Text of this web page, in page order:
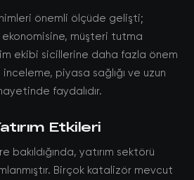
önemli ölçüde gelişti;
ekonomisine, müşteri tutma
ekibi sicillerine daha fazla önem
piyasa sağlığı ve uzun
faydalıdır.
Etkileri
bakıldığında, yatırım sektörü
Birçok katalizör mevcut